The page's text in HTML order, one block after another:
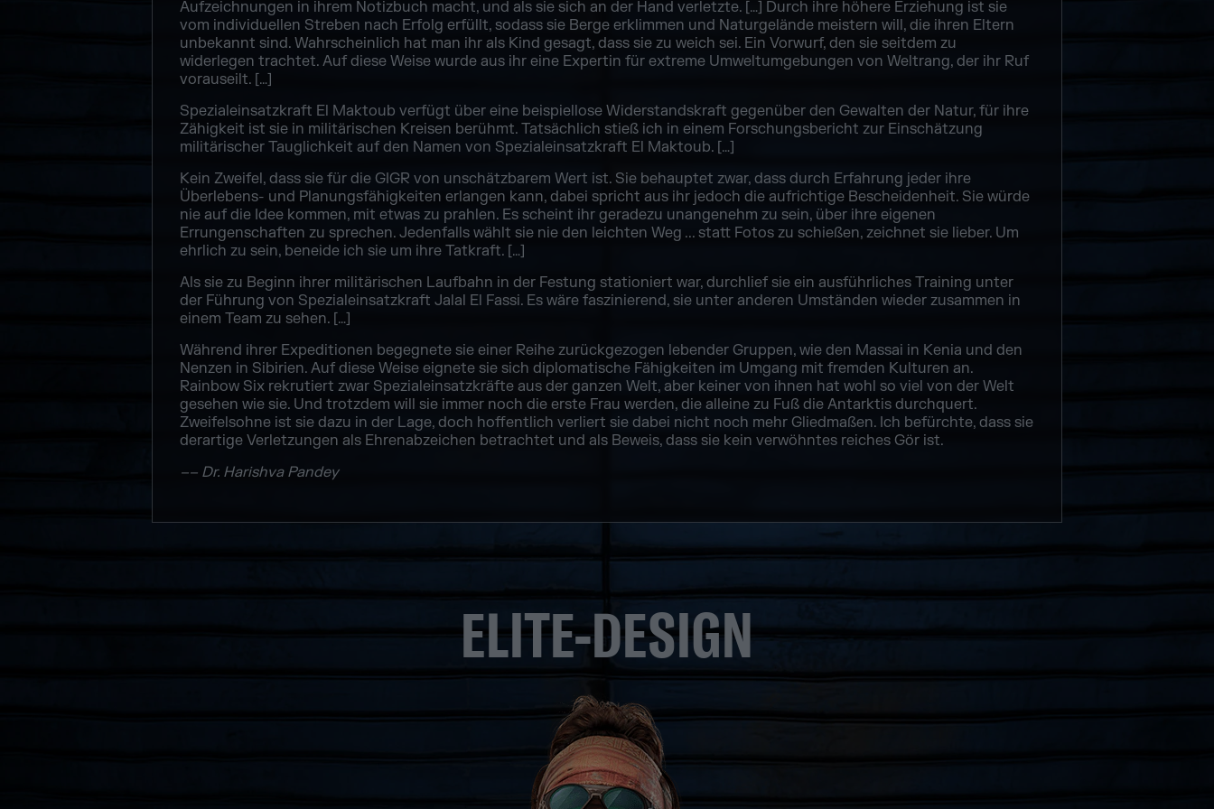
Aufzeichnungen in ihrem Notizbuch macht, und als sie sich an der Hand verletzte. […] Durch ihre höhere Erziehung ist sie
vom individuellen Streben nach Erfolg erfüllt, sodass sie Berge erklimmen und Naturgelände meistern will, die ihren Eltern
unbekannt sind. Wahrscheinlich hat man ihr als Kind gesagt, dass sie zu weich sei. Ein Vorwurf, den sie seitdem zu
widerlegen trachtet. Auf diese Weise wurde aus ihr eine Expertin für extreme Umweltumgebungen von Weltrang, der ihr Ruf
vorauseilt. […]
Spezialeinsatzkraft El Maktoub verfügt über eine beispiellose Widerstandskraft gegenüber den Gewalten der Natur, für ihre
Zähigkeit ist sie in militärischen Kreisen berühmt. Tatsächlich stieß ich in einem Forschungsbericht zur Einschätzung
militärischer Tauglichkeit auf den Namen von Spezialeinsatzkraft El Maktoub. […]
Kein Zweifel, dass sie für die GIGR von unschätzbarem Wert ist. Sie behauptet zwar, dass durch Erfahrung jeder ihre
Überlebens- und Planungsfähigkeiten erlangen kann, dabei spricht aus ihr jedoch die aufrichtige Bescheidenheit. Sie würde
nie auf die Idee kommen, mit etwas zu prahlen. Es scheint ihr geradezu unangenehm zu sein, über ihre eigenen
Errungenschaften zu sprechen. Jedenfalls wählt sie nie den leichten Weg ... statt Fotos zu schießen, zeichnet sie lieber. Um
ehrlich zu sein, beneide ich sie um ihre Tatkraft. […]
Als sie zu Beginn ihrer militärischen Laufbahn in der Festung stationiert war, durchlief sie ein ausführliches Training unter
der Führung von Spezialeinsatzkraft Jalal El Fassi. Es wäre faszinierend, sie unter anderen Umständen wieder zusammen in
einem Team zu sehen. […]
Während ihrer Expeditionen begegnete sie einer Reihe zurückgezogen lebender Gruppen, wie den Massai in Kenia und den
Nenzen in Sibirien. Auf diese Weise eignete sie sich diplomatische Fähigkeiten im Umgang mit fremden Kulturen an.
Rainbow Six rekrutiert zwar Spezialeinsatzkräfte aus der ganzen Welt, aber keiner von ihnen hat wohl so viel von der Welt
gesehen wie sie. Und trotzdem will sie immer noch die erste Frau werden, die alleine zu Fuß die Antarktis durchquert.
Zweifelsohne ist sie dazu in der Lage, doch hoffentlich verliert sie dabei nicht noch mehr Gliedmaßen. Ich befürchte, dass sie
derartige Verletzungen als Ehrenabzeichen betrachtet und als Beweis, dass sie kein verwöhntes reiches Gör ist.
–– Dr. Harishva Pandey
ELITE-DESIGN